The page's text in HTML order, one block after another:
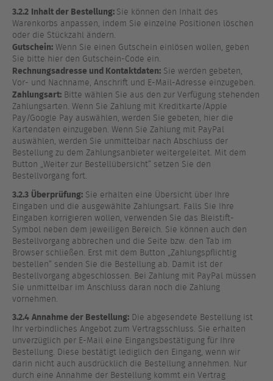
3.2.2 Inhalt der Bestellung: Sie können den Inhalt des
Warenkorbs anpassen, indem Sie einzelne Positionen löschen
oder die Stückzahl ändern.
Gutschein: Wenn Sie einen Gutschein einlösen wollen, geben
Sie bitte hier den Gutschein-Code ein.
Rechnungsadresse und Kontaktdaten: Sie werden gebeten,
Vor- und Nachname, Anschrift und E-Mail-Adresse einzugeben.
Zahlungsart: Bitte wählen Sie aus den zur Verfügung stehenden
Zahlungsarten. Wenn Sie Zahlung mit Kreditkarte/Apple
Pay/Google Pay auswählen, werden Sie gebeten, hier die
Kartendaten einzugeben. Wenn Sie Zahlung mit PayPal
auswählen, werden Sie unmittelbar nach Abschluss der
Bestellung zu dem Zahlungsanbieter weitergeleitet. Mit dem
Button „Weiter zur Bestellübersicht“ setzen Sie den
Bestellvorgang fort.
3.2.3 Überprüfung: Sie erhalten eine Übersicht über Ihre
Eingaben und die ausgewählte Zahlungsart. Falls Sie Ihre
Eingaben korrigieren wollen, verwenden Sie das Bleistift-
Symbol neben dem jeweiligen Bereich. Sie können auch den
Bestellvorgang abbrechen und die Seite bzw. den Tab im
Browser schließen. Erst mit dem Button „Zahlungspflichtig
bestellen“ senden Sie die Bestellung ab. Damit ist der
Bestellvorgang abgeschlossen. Bei Zahlung mit PayPal müssen
Sie unmittelbar im Anschluss daran noch die Zahlung
vornehmen.
3.2.4Annahme der Bestellung: Die abgesendete Bestellung ist
Ihr verbindliches Angebot zum Vertragsschluss. Sie erhalten
unverzüglich per E-Mail eine Eingangsbestätigung für Ihre
Bestellung. Diese bestätigt lediglich den Eingang, wenn wir
darin nicht auch ausdrücklich die Bestellung annehmen. Nur
durch eine Annahme der Bestellung kommt ein Vertrag